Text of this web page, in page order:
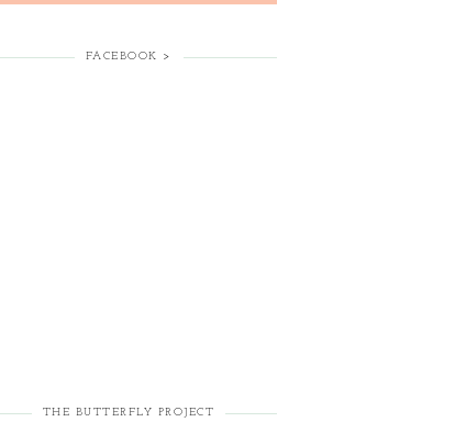
FACEBOOK >
THE BUTTERFLY PROJECT